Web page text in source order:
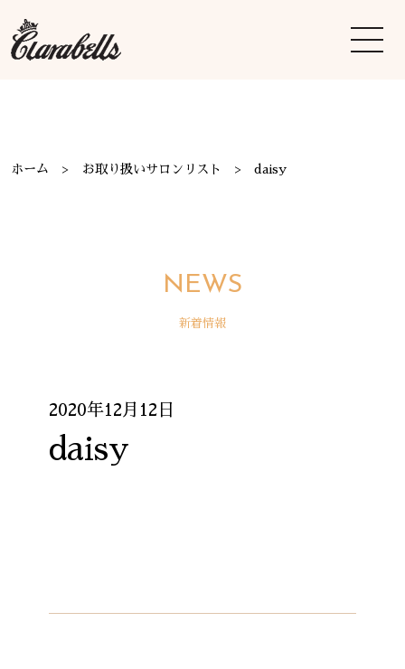
ホーム お取り扱いサロンリスト daisy
NEWS
新着情報
2020年12月12日
daisy